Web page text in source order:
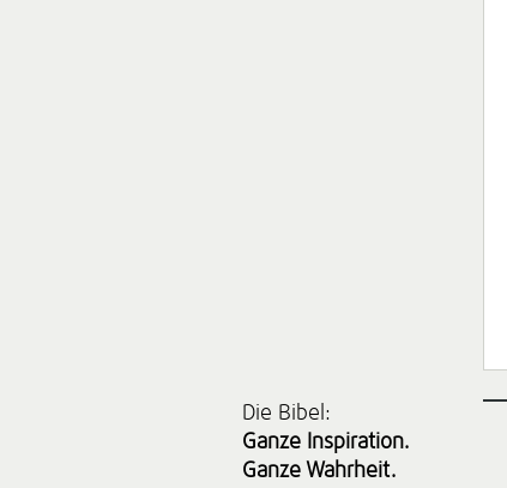
Die Bibel:
Ganze Inspiration.
Ganze Wahrheit.